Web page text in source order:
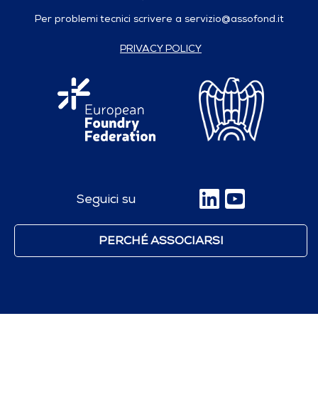
Per problemi tecnici scrivere a servizio@assofond.it
PRIVACY POLICY
Seguici su
PERCHÉ ASSOCIARSI